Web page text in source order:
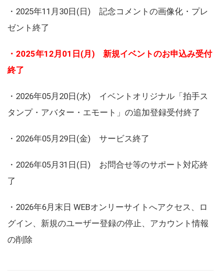
・2025年11月30日(日) 記念コメントの画像化・プレ
ゼント終了
・2025年12月01日(月) 新規イベントのお申込み受付
終了
・2026年05月20日(水) イベントオリジナル「拍手ス
タンプ・アバター・エモート」の追加登録受付終了
・2026年05月29日(金) サービス終了
・2026年05月31日(日) お問合せ等のサポート対応終
了
・2026年6月末日 WEBオンリーサイトへアクセス、ロ
グイン、新規のユーザー登録の停止、アカウント情報
の削除